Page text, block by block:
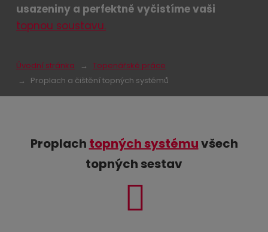
usazeniny a perfektně vyčistíme vaši
topnou soustavu.
Úvodní stránka
Topenářské práce
Proplach a čištění topných systémů
Proplach topných systémuvšech
topných sestav